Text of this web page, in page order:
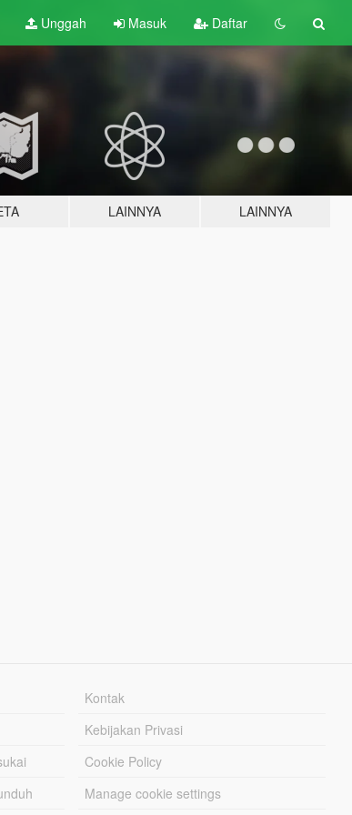
Unggah Masuk Daftar
LAINNYA LAINNYA
Kontak
Kebijakan Privasi
Cookie Policy
Manage cookie settings